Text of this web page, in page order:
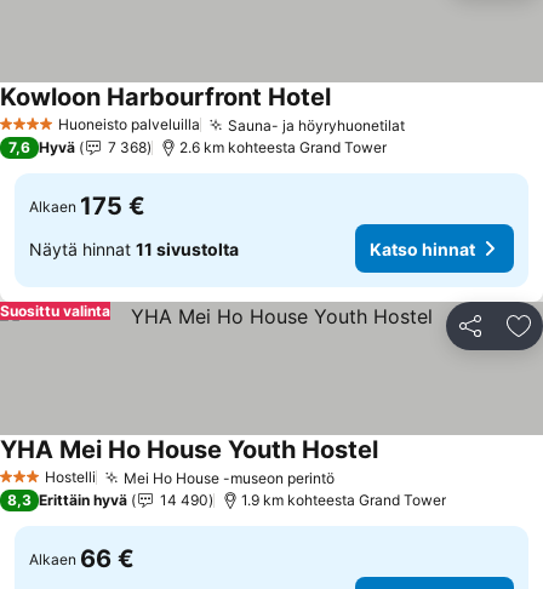
4 TähtiluokitusHuoneisto palveluilla Sauna- ja höyryhuonetilat
Kowloon Harbourfront Hotel
7,6 Hyvä 7 368 2.6 km kohteesta Grand Tower
Alkaen 175 €
Näytä hinnat 11 sivustolta Katso hinnat
Jaa
Suosittu valinta
3 Tähtiluokitus
Hostelli Mei Ho House -museon perintö
YHA Mei Ho House Youth Hostel
8,3 Erittäin hyvä 14 490 1.9 km kohteesta Grand Tower
Alkaen 66 €